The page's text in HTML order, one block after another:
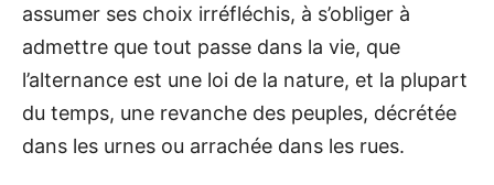
assumer ses choix irréfléchis, à s’obliger à
admettre que tout passe dans la vie, que
l’alternance est une loi de la nature, et la plupart
du temps, une revanche des peuples, décrétée
dans les urnes ou arrachée dans les rues.